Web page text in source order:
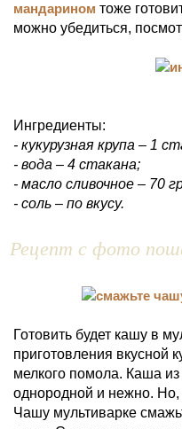
мандарином тоже
можно убедиться,
Ингредиенты:
- кукурузная крупа – 1
- вода – 4 стакана;
- масло сливочное – 70
- соль – по вкусу.
Рецепт с фото
Готовить будет кашу в
приготовления вкусной
мелкого помола. Каша
однородной и нежно. Но,
Чашу мультиварке